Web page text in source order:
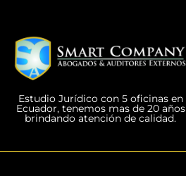
Estudio Jurídico con 5 oficinas en
Ecuador, tenemos mas de 20 años
brindando atención de calidad.